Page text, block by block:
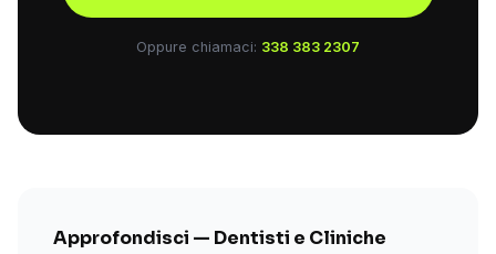
Oppure chiamaci: 338 383 2307
Approfondisci — Dentisti e Cliniche